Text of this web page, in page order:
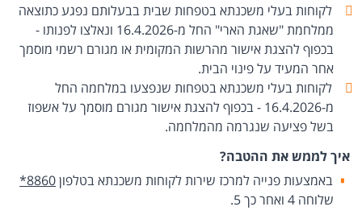
לקוחות בעלי משכנתא בטפחות שבית בבעלותם נפגע כתוצאה
ממלחמת "שאגת הארי" החל מ-16.4.2026 ונאלצו לפנותו -
בכפוף להצגת אישור מהרשות המקומית או מגורם רשמי מוסמך
אחר המעיד על פינוי הבית.
לקוחות בעלי משכנתא בטפחות שנפצעו במלחמה החל
מ-16.4.2026 - בכפוף להצגת אישור מגורם מוסמך על אשפוז
בשל פציעה שנגרמה מהמלחמה.
איך לממש את ההטבה?
באמצעות פנייה למרכז שירות לקוחות משכנתא בטלפון*8860
שלוחה 4 ואחר כך 5.